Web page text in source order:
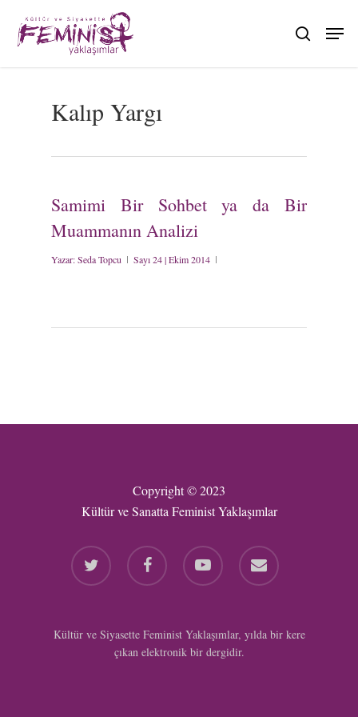
main
search
Kalıp Yargı
Samimi Bir Sohbet ya da Bir
Muammanın Analizi
Yazar:Seda Topcu Sayı 24 | Ekim 2014
Copyright © 2023
Kültür ve Sanatta Feminist Yaklaşımlar
twitter facebook youtube email
Kültür ve Siyasette Feminist Yaklaşımlar, yılda bir kere
çıkan elektronik bir dergidir.